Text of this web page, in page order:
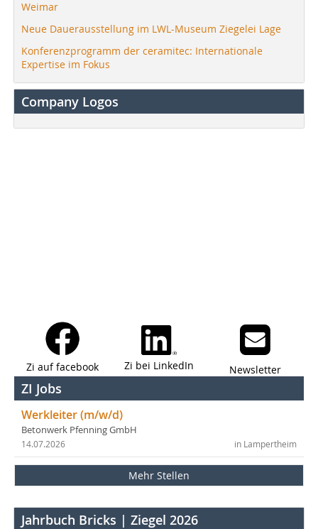
Weimar
Neue Dauerausstellung im LWL-Museum Ziegelei Lage
Konferenzprogramm der ceramitec: Internationale
Expertise im Fokus
Company Logos
Zi auf facebook Zi bei LinkedIn Newsletter
ZI Jobs
Werkleiter (m/w/d)
Betonwerk Pfenning GmbH
in Lampertheim
14.07.2026
Mehr Stellen
Jahrbuch Bricks | Ziegel 2026